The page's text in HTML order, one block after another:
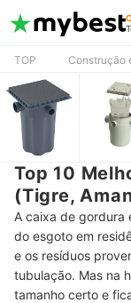
TOP Construção
Top 10
(Tigre,
A caixa de gordura
do esgoto em
e os resíduos
tubulação. Mas na
tamanho certo e